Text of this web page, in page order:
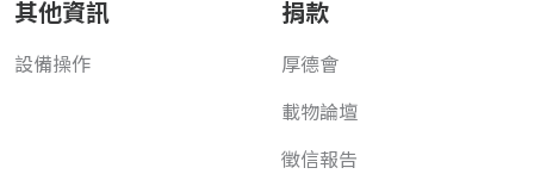
其他資訊
設備操作
捐款
厚德會
載物論壇
徵信報告